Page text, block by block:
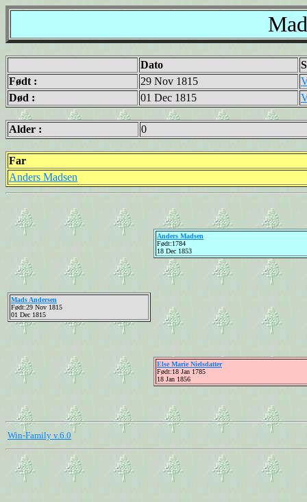
Dato
Født :
29 Nov 1815
Død :
01 Dec 1815
Alder : 0
Far
Anders Madsen
Mads Andersen
Født:29 Nov 1815
01 Dec 1815
Anders Madsen
Født:1784
18 Dec 1853
Else Marie Nielsdatter
Født:18 Jan 1785
18 Jan 1856
Win-Family v.6.0